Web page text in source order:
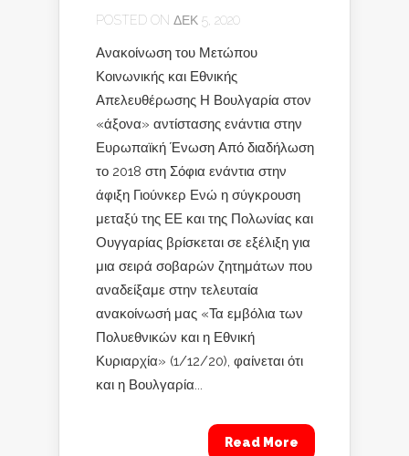
POSTED ON ΔΕΚ 5, 2020
Ανακοίνωση του Μετώπου
Κοινωνικής και Εθνικής
Απελευθέρωσης Η Βουλγαρία στον
«άξονα» αντίστασης ενάντια στην
Ευρωπαϊκή Ένωση Από διαδήλωση
το 2018 στη Σόφια ενάντια στην
άφιξη Γιούνκερ Ενώ η σύγκρουση
μεταξύ της ΕΕ και της Πολωνίας και
Ουγγαρίας βρίσκεται σε εξέλιξη για
μια σειρά σοβαρών ζητημάτων που
αναδείξαμε στην τελευταία
ανακοίνωσή μας «Τα εμβόλια των
Πολυεθνικών και η Εθνική
Κυριαρχία» (1/12/20), φαίνεται ότι
και η Βουλγαρία...
Read More